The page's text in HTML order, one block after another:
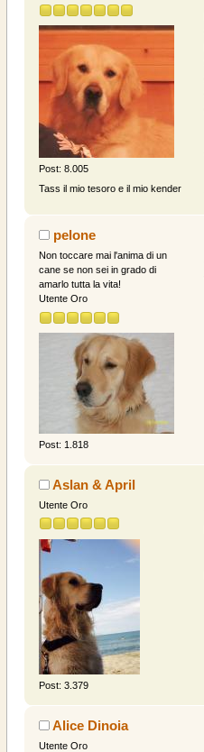
Post: 8.005
Tass il mio tesoro e il mio kender
pelone
Non toccare mai l'anima di un
cane se non sei in grado di
amarlo tutta la vita!
Utente Oro
Post: 1.818
Aslan & April
Utente Oro
Post: 3.379
Alice Dinoia
Utente Oro